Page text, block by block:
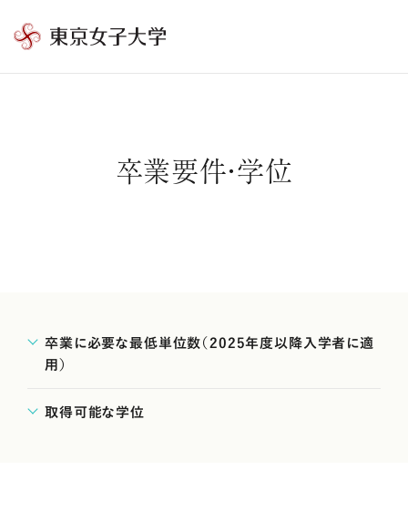
東
卒業要件・学位
卒業に必要な最低単位数（2025年度以降入学者に適
用）
取得可能な学位